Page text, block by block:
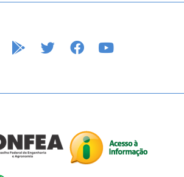
APP STOREGOOGLE PLAY
TWITTERFACEBOOK